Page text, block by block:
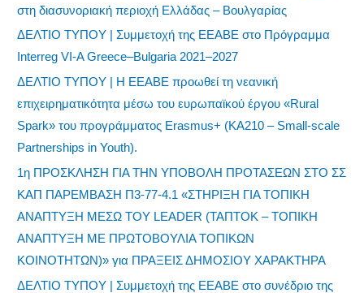
στη διασυνοριακή περιοχή Ελλάδας – Βουλγαρίας
ΔΕΛΤΙΟ ΤΥΠΟΥ | Συμμετοχή της ΕΕΑΒΕ στο Πρόγραμμα
Interreg VI-A Greece–Bulgaria 2021–2027
ΔΕΛΤΙΟ ΤΥΠΟΥ | Η ΕΕΑΒΕ προωθεί τη νεανική
επιχειρηματικότητα μέσω του ευρωπαϊκού έργου «Rural
Spark» του προγράμματος Erasmus+ (KA210 – Small-scale
Partnerships in Youth).
1η ΠΡΟΣΚΛΗΣΗ ΓΙΑ ΤΗΝ ΥΠΟΒΟΛΗ ΠΡΟΤΑΣΕΩΝ ΣΤΟ ΣΣ
ΚΑΠ ΠΑΡΕΜΒΑΣΗ Π3-77-4.1 «ΣΤΗΡΙΞΗ ΓΙΑ ΤΟΠΙΚΗ
ΑΝΑΠΤΥΞΗ ΜΕΣΩ ΤΟΥ LEADER (ΤΑΠΤΟΚ – ΤΟΠΙΚΗ
ΑΝΑΠΤΥΞΗ ΜΕ ΠΡΩΤΟΒΟΥΛΙΑ ΤΟΠΙΚΩΝ
ΚΟΙΝΟΤΗΤΩΝ)» για ΠΡΑΞΕΙΣ ΔΗΜΟΣΙΟΥ ΧΑΡΑΚΤΗΡΑ
ΔΕΛΤΙΟ ΤΥΠΟΥ | Συμμετοχή της ΕΕΑΒΕ στο συνέδριο της